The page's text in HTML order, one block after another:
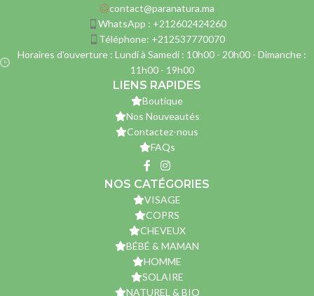
contact@paranatura.ma
WhatsApp : +212602424260
Téléphone: +212537770070
Horaires d'ouverture : Lundi à Samedi : 10h00 - 20h00 - Dimanche :
11h00 - 19h00
LIENS RAPIDES
Boutique
Nos Nouveautés
Contactez-nous
FAQs
NOS CATÉGORIES
VISAGE
COPRS
CHEVEUX
BÉBÉ & MAMAN
HOMME
SOLAIRE
NATUREL & BIO